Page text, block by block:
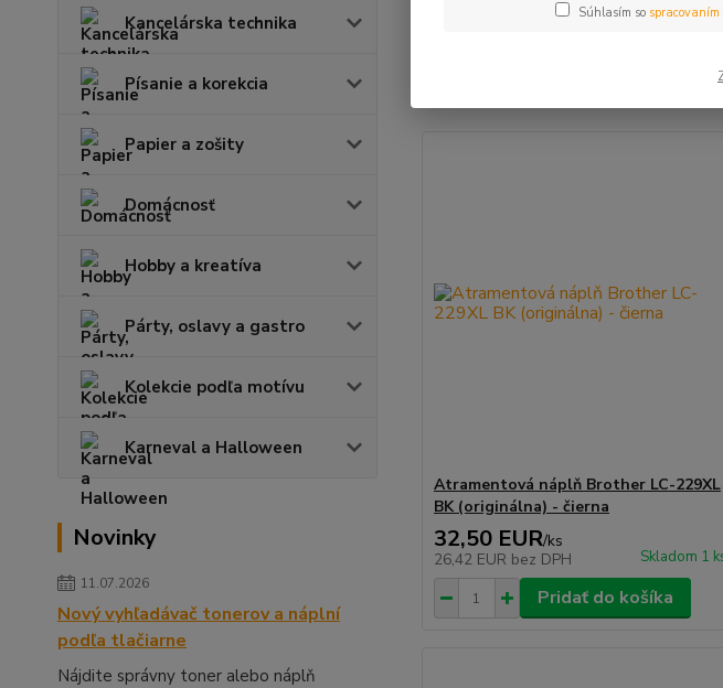
Kancelárska technika
Písanie a korekcia
Papier a zošity
Domácnosť
Hobby a kreatíva
Párty, oslavy a gastro
Kolekcie podľa motívu
Karneval a Halloween
Novinky
11.07.2026
Nový vyhľadávač tonerov a náplní
podľa tlačiarne
Nájdite správny toner alebo náplň
Atramentová náplň Brother LC-229XL
BK (originálna) - čierna
32,50 EUR/ks
26,42 EUR bez DPH Skladom 1
Pridať do košíka
Súhlasím so